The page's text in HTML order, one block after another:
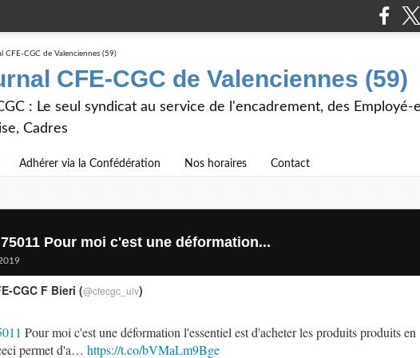
CFE-CGC de Valenciennes (59)
: Le seul syndicat au service de l'encadrement, des Employé-
Cadres
Adhérer via la Confédération Nos horaires Contact
Pour moi c'est une déformation...
Pour moi c'est une déformation l'essentiel est d'acheter les produits produits en
permet d'a… https://t.co/bVMaLm9Bge
CGC F Bieri (@cfecgc_ulv)